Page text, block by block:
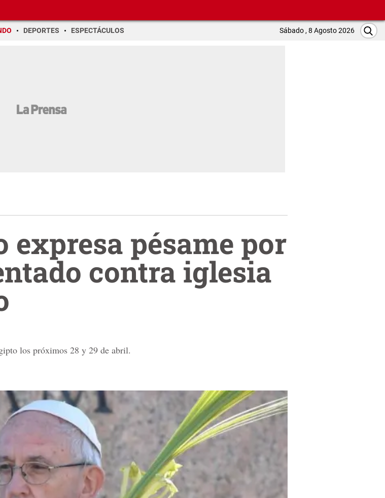
DEPORTES ESPECTÁCULOS Sábado , 8 Agosto 2026
expresa pésame por
contra iglesia
los próximos 28 y 29 de abril.